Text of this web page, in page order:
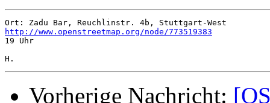
http://www.openstreetmap.org/node/773519383
19 Uhr
Vorherige Nachricht: